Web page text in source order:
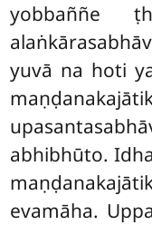
yobbaññe
yuvā na hoti
abhibhūto.
evamāha.